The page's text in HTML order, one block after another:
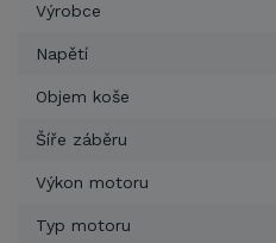
Výrobce
Napětí
Objem koše
Šíře záběru
Výkon motoru
Typ motoru